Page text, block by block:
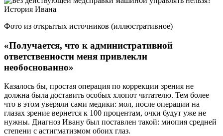
Фото из открытых источников (иллюстративное)
«Получается, что к административной
ответственности меня привлекли
необоснованно»
Казалось бы, простая операция по коррекции зрения не
должна была доставить особых хлопот читателю. Тем более
что в этом уверяли сами медики: мол, после операции на
глазах зрение вернется к 100 процентам, очки будут уже не
нужны. Диагноз Ивану был поставлен такой: миопия средней
степени с астигматизмом обоих глаз.